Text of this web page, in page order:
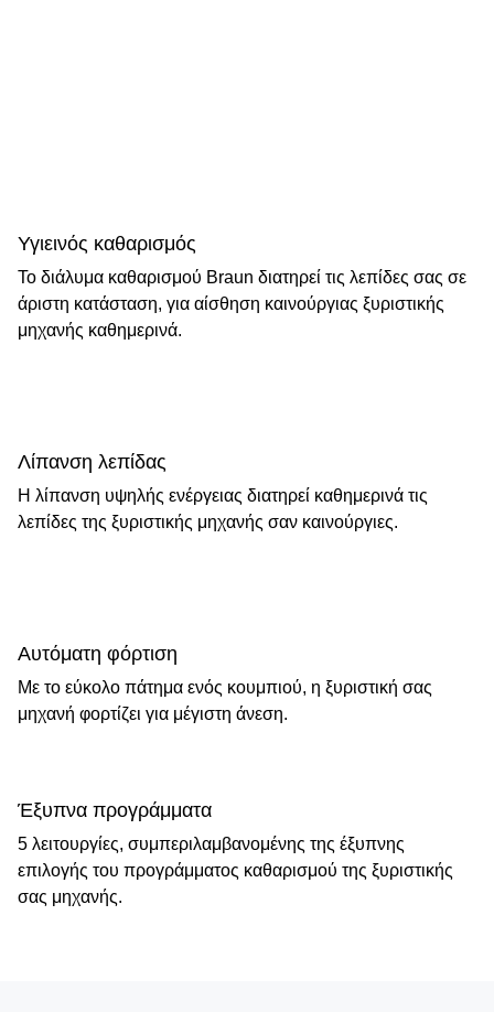
Υγιεινός καθαρισμός
Το διάλυμα καθαρισμού Braun διατηρεί τις λεπίδες σας σε
άριστη κατάσταση, για αίσθηση καινούργιας ξυριστικής
μηχανής καθημερινά.
Λίπανση λεπίδας
Η λίπανση υψηλής ενέργειας διατηρεί καθημερινά τις
λεπίδες της ξυριστικής μηχανής σαν καινούργιες.
Αυτόματη φόρτιση
Με το εύκολο πάτημα ενός κουμπιού, η ξυριστική σας
μηχανή φορτίζει για μέγιστη άνεση.
Έξυπνα προγράμματα
5 λειτουργίες, συμπεριλαμβανομένης της έξυπνης
επιλογής του προγράμματος καθαρισμού της ξυριστικής
σας μηχανής.